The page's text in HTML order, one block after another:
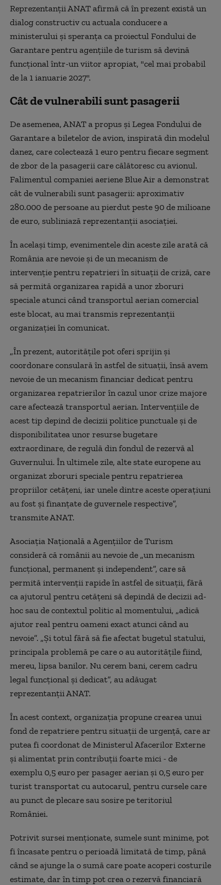
Reprezentanţii ANAT afirmă că în prezent există un
dialog constructiv cu actuala conducere a
ministerului şi speranţa ca proiectul Fondului de
Garantare pentru agenţiile de turism să devină
funcţional într-un viitor apropiat, "cel mai probabil
de la 1 ianuarie 2027".
Cât de vulnerabili sunt pasagerii
De asemenea, ANAT a propus şi Legea Fondului de
Garantare a biletelor de avion, inspirată din modelul
danez, care colectează 1 euro pentru fiecare segment
de zbor de la pasagerii care călătoresc cu avionul.
Falimentul companiei aeriene Blue Air a demonstrat
cât de vulnerabili sunt pasagerii: aproximativ
280.000 de persoane au pierdut peste 90 de milioane
de euro, subliniază reprezentanţii asociaţiei.
În acelaşi timp, evenimentele din aceste zile arată că
România are nevoie şi de un mecanism de
intervenţie pentru repatrieri în situaţii de criză, care
să permită organizarea rapidă a unor zboruri
speciale atunci când transportul aerian comercial
este blocat, au mai transmis reprezentanţii
organizaţiei în comunicat.
„În prezent, autorităţile pot oferi sprijin şi
coordonare consulară în astfel de situaţii, însă avem
nevoie de un mecanism financiar dedicat pentru
organizarea repatrierilor în cazul unor crize majore
care afectează transportul aerian. Intervenţiile de
acest tip depind de decizii politice punctuale şi de
disponibilitatea unor resurse bugetare
extraordinare, de regulă din fondul de rezervă al
Guvernului. În ultimele zile, alte state europene au
organizat zboruri speciale pentru repatrierea
propriilor cetăţeni, iar unele dintre aceste operaţiuni
au fost şi finanţate de guvernele respective”,
transmite ANAT.
Asociaţia Naţională a Agenţiilor de Turism
consideră că românii au nevoie de „un mecanism
funcţional, permanent şi independent”, care să
permită intervenţii rapide în astfel de situaţii, fără
ca ajutorul pentru cetăţeni să depindă de decizii ad-
hoc sau de contextul politic al momentului, „adică
ajutor real pentru oameni exact atunci când au
nevoie”. „Şi totul fără să fie afectat bugetul statului,
principala problemă pe care o au autorităţile fiind,
mereu, lipsa banilor. Nu cerem bani, cerem cadru
legal funcţional şi dedicat”, au adăugat
reprezentanţii ANAT.
În acest context, organizaţia propune crearea unui
fond de repatriere pentru situaţii de urgenţă, care ar
putea fi coordonat de Ministerul Afacerilor Externe
şi alimentat prin contribuţii foarte mici - de
exemplu 0,5 euro per pasager aerian şi 0,5 euro per
turist transportat cu autocarul, pentru cursele care
au punct de plecare sau sosire pe teritoriul
României.
Potrivit sursei menţionate, sumele sunt minime, pot
fi încasate pentru o perioadă limitată de timp, până
când se ajunge la o sumă care poate acoperi costurile
estimate, dar în timp pot crea o rezervă financiară